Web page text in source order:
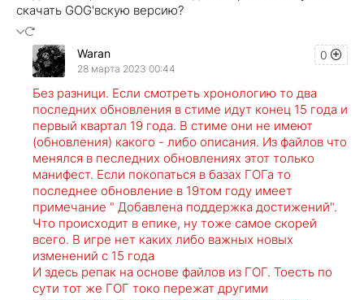
скачать GOG'вскую версию?
0
Waran
28 марта 2023 00:44
Без разници. Если смотреть хронологию то два
последних обновления в стиме идут конец 15 года и
первый квартал 19 года. В стиме они не имеют
(обновления) какого - либо описания. Из файлов что
менялся в песледних обновлениях этот только
манифест. Если покопаться в базах ГОГа то
последнее обновление в 19том году имеет
примечание " Добавлена поддержка достижений".
Что происходит в епике, ну тоже самое скорей
всего. В игре нет каких либо важных новых
изменений с 15 года
И здесь репак на основе файлов из ГОГ. Тоесть по
сути тот же ГОГ токо пережат другими